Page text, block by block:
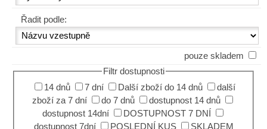
Řadit podle:
pouze skladem
Filtr dostupnosti
14 dnů
7 dní Další zboží do 14 dnů
další
zboží za 7 dní
do 7 dnů
dostupnost 14 dnů
dostupnost 14dní
DOSTUPNOST 7 DNÍ
dostupnost 7dní
POSLEDNÍ KUS
SKLADEM